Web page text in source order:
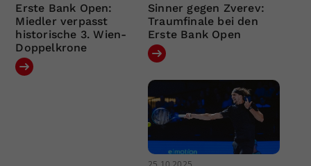
Erste Bank Open:
Miedler verpasst
historische 3. Wien-
Doppelkrone
Sinner gegen Zverev:
Traumfinale bei den
Erste Bank Open